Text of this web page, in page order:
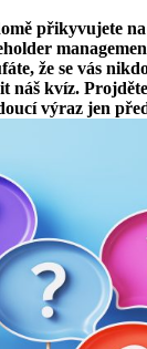
přikyvujete
že se vás
náš kvíz.
výraz jen